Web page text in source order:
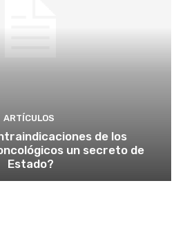
ARTÍCULOS
de los
un secreto de
Estado?